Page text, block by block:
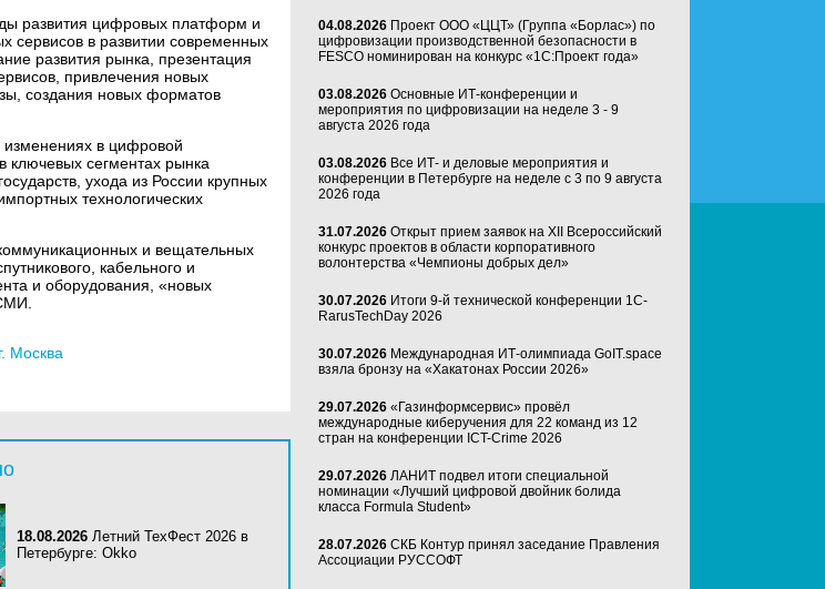
развития цифровых платформ и
сервисов в развитии современных
развития рынка, презентация
привлечения новых
создания новых форматов
изменениях в цифровой
ключевых сегментах рынка
ухода из России крупных
технологических
и вещательных
кабельного и
и оборудования, «новых
Москва
18.08.2026 Летний ТехФест 2026 в
Петербурге: Okko
04.08.2026 Проект ООО «ЦЦТ» (Группа «Борлас») по
цифровизации производственной безопасности в
FESCO номинирован на конкурс «1С:Проект года»
03.08.2026 Основные ИТ-конференции и
мероприятия по цифровизации на неделе 3 - 9
августа 2026 года
03.08.2026 Все ИТ- и деловые мероприятия и
конференции в Петербурге на неделе с 3 по 9 августа
2026 года
31.07.2026 Открыт прием заявок на XII Всероссийский
конкурс проектов в области корпоративного
волонтерства «Чемпионы добрых дел»
30.07.2026 Итоги 9-й технической конференции 1C-
RarusTechDay 2026
30.07.2026 Международная ИТ-олимпиада GoIT.space
взяла бронзу на «Хакатонах России 2026»
29.07.2026 «Газинформсервис» провёл
международные киберучения для 22 команд из 12
стран на конференции ICT-Crime 2026
29.07.2026 ЛАНИТ подвел итоги специальной
номинации «Лучший цифровой двойник болида
класса Formula Student»
28.07.2026 СКБ Контур принял заседание Правления
Ассоциации РУССОФТ